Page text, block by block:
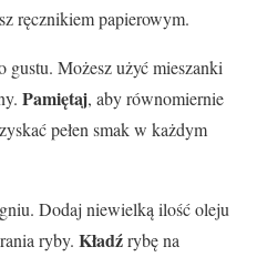
ręcznikiem papierowym.
gustu. Możesz użyć mieszanki
Pamiętaj, aby równomiernie
pełen smak w każdym
Dodaj niewielką ilość oleju
ryby. Kładźrybę na